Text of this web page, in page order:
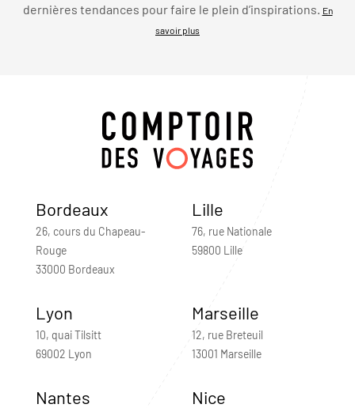
dernières tendances pour faire le plein d’inspirations. En
savoir plus
Bordeaux
26, cours du Chapeau-
Rouge
33000 Bordeaux
Lille
76, rue Nationale
59800 Lille
Lyon
10, quai Tilsitt
69002 Lyon
Marseille
12, rue Breteuil
13001 Marseille
Nantes Nice